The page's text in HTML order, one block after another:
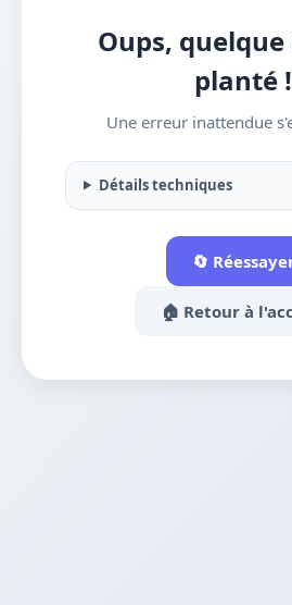
Oups, quelque
planté !
Une erreur inattendue
Détails techniques
🔄
🏠 Retour à